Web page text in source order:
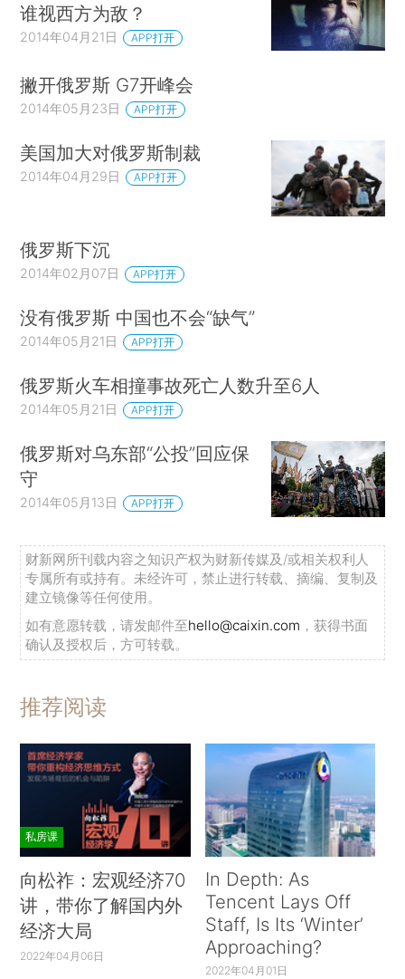
谁视西方为敌？
2014年04月21日 APP打开
撇开俄罗斯 G7开峰会
2014年05月23日 APP打开
美国加大对俄罗斯制裁
2014年04月29日 APP打开
俄罗斯下沉
2014年02月07日 APP打开
没有俄罗斯 中国也不会“缺气”
2014年05月21日 APP打开
俄罗斯火车相撞事故死亡人数升至6人
2014年05月21日 APP打开
俄罗斯对乌东部“公投”回应保
守
2014年05月13日 APP打开
财新网所刊载内容之知识产权为财新传媒及/或相关权利人
专属所有或持有。未经许可，禁止进行转载、摘编、复制及
建立镜像等任何使用。
如有意愿转载，请发邮件至hello@caixin.com ，获得书面
确认及授权后，方可转载。
推荐阅读
私房课
向松祚：宏观经济70
讲，带你了解国内外
经济大局
2022年04月06日
In Depth: As
Tencent Lays Off
Staff, Is Its ‘Winter’
Approaching?
2022年04月01日